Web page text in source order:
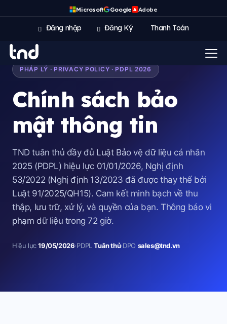
Microsoft Google A Adobe
Đăng nhập Đăng Ký Thanh Toán
PHÁP LÝ · PRIVACY POLICY · PDPL 2026
Chính sách bảo
mật thông tin
TND tuân thủ đầy đủ Luật Bảo vệ dữ liệu cá nhân
2025 (PDPL) hiệu lực 01/01/2026, Nghị định
53/2022 (Nghị định 13/2023 đã được thay thế bởi
Luật 91/2025/QH15). Cam kết minh bạch về thu
thập, lưu trữ, xử lý, và quyền của bạn. Thông báo vi
phạm dữ liệu trong 72 giờ.
Hiệu lực19/05/2026·PDPLTuân thủ·DPO sales@tnd.vn